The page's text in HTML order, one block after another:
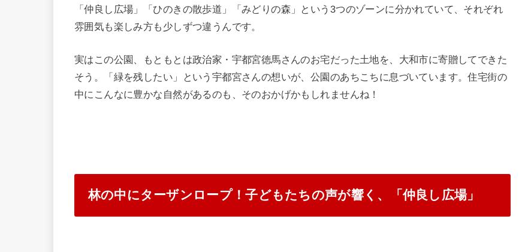
「仲良し広場」「ひのきの散歩道」「みどりの森」という3つのゾーンに分かれていて、それぞれ
雰囲気も楽しみ方も少しずつ違うんです。
実はこの公園、もともとは政治家・宇都宮徳馬さんのお宅だった土地を、大和市に寄贈してできた
そう。​「緑を残したい」という宇都宮さんの想いが、公園のあちこちに息づいています。​住宅街の
中にこんなに豊かな自然があるのも、そのおかげかもしれませんね！
林の中にターザンロープ！子どもたちの声が響く、「仲良し広場」